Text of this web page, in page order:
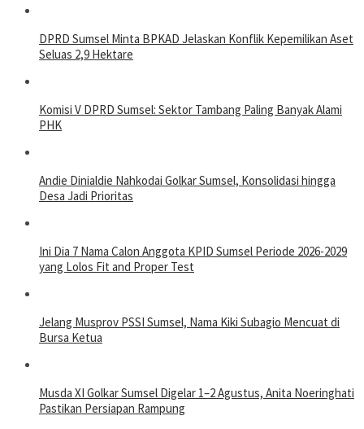
DPRD Sumsel Minta BPKAD Jelaskan Konflik Kepemilikan Aset
Seluas 2,9 Hektare
Komisi V DPRD Sumsel: Sektor Tambang Paling Banyak Alami
PHK
Andie Dinialdie Nahkodai Golkar Sumsel, Konsolidasi hingga
Desa Jadi Prioritas
Ini Dia 7 Nama Calon Anggota KPID Sumsel Periode 2026-2029
yang Lolos Fit and Proper Test
Jelang Musprov PSSI Sumsel, Nama Kiki Subagio Mencuat di
Bursa Ketua
Musda XI Golkar Sumsel Digelar 1–2 Agustus, Anita Noeringhati
Pastikan Persiapan Rampung